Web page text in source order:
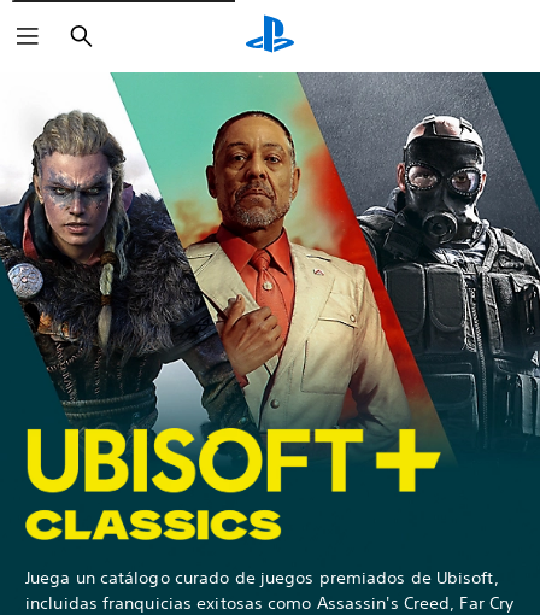
Buscar
Juega un catálogo curado de juegos premiados de Ubisoft,
incluidas franquicias exitosas como Assassin's Creed, Far Cry